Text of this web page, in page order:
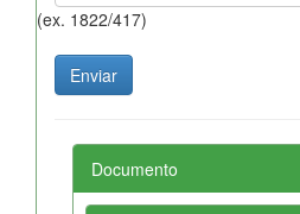
(ex. 1822/417)
Documento